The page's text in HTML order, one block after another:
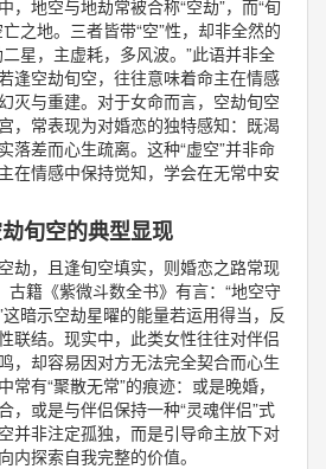
，地空与地劫常被合称“空劫”，而“旬
之地。三者皆带“空”性，却非全然的
星，主虚耗，多风波。”此语并非全
逢空劫旬空，往往意味着命主在情感
灭与重建。对于女命而言，空劫旬空
，常表现为对婚恋的独特感知：既渴
落差而心生疏离。这种“虚空”并非命
在情感中保持觉知，学会在无常中安
旬空的典型显现
劫，且逢旬空填实，则婚恋之路常现
古籍《紫微斗数全书》有言：“地空守
暗示空劫星曜的能量若运用得当，反
联结。现实中，此类女性往往对伴侣
，却容易因对方无法完全契合而心生
有“聚散无常”的痕迹：或是晚婚，
，或是与伴侣保持一种“灵魂伴侣”式
并非注定孤独，而是引导命主放下对
内探索自我完整的价值。